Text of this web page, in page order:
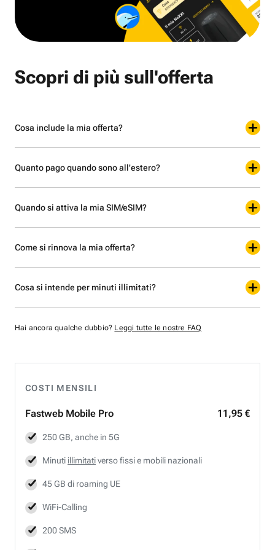
COSTI MENSILI
Fastweb Mobile Pro 11,95 €
250 GB, anche in 5G
Minuti illimitativerso fissi e mobili nazionali
45 GB di roaming UE
WiFi-Calling
200 SMS
Scopri di più sull'offerta
Cosa include la mia offerta?
Quanto pago quando sono all'estero?
Quando si attiva la mia SIM/eSIM?
Come si rinnova la mia offerta?
Cosa si intende per minuti illimitati?
Hai ancora qualche dubbio? Leggi tutte le nostre FAQ